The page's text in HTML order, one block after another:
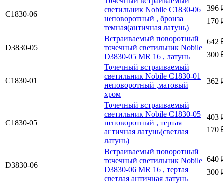
C1830-06
светильник Nobile C1830-06
неповоротный , бронза
темная(античная латунь)
396
170
D3830-05
Встраиваемый поворотный
точечный светильник Nobile
D3830-05 MR 16 , латунь
642
300
C1830-01
Точечный встраиваемый
светильник Nobile C1830-01
неповоротный ,матовый
хром
362
C1830-05
Точечный встраиваемый
светильник Nobile C1830-05
неповоротный , тертая
античная латунь(светлая
латунь)
403
170
D3830-06
Встраиваемый поворотный
точечный светильник Nobile
D3830-06 MR 16 , тертая
светлая античная латунь
640
300